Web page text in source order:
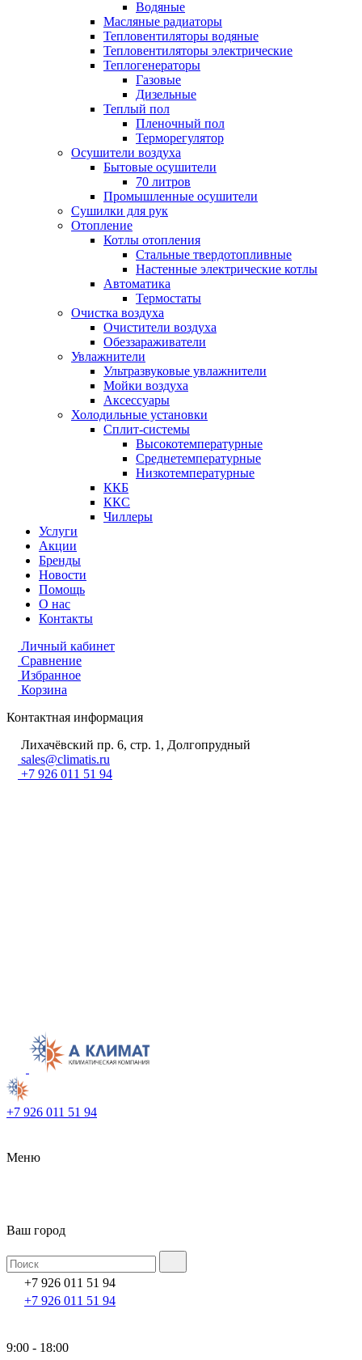
Водяные
Масляные радиаторы
Тепловентиляторы водяные
Тепловентиляторы электрические
Теплогенераторы
Газовые
Дизельные
Теплый пол
Пленочный пол
Терморегулятор
Осушители воздуха
Бытовые осушители
70 литров
Промышленные осушители
Сушилки для рук
Отопление
Котлы отопления
Стальные твердотопливные
Настенные электрические котлы
Автоматика
Термостаты
Очистка воздуха
Очистители воздуха
Обеззараживатели
Увлажнители
Ультразвуковые увлажнители
Мойки воздуха
Аксессуары
Холодильные установки
Сплит-системы
Высокотемпературные
Среднетемпературные
Низкотемпературные
ККБ
ККС
Чиллеры
Услуги
Акции
Бренды
Новости
Помощь
О нас
Контакты
Личный кабинет
Сравнение
Избранное
Корзина
Контактная информация
Лихачёвский пр. 6, стр. 1, Долгопрудный
sales@climatis.ru
+7 926 011 51 94
+7 926 011 51 94
Меню
Ваш город
+7 926 011 51 94
+7 926 011 51 94
9:00 - 18:00